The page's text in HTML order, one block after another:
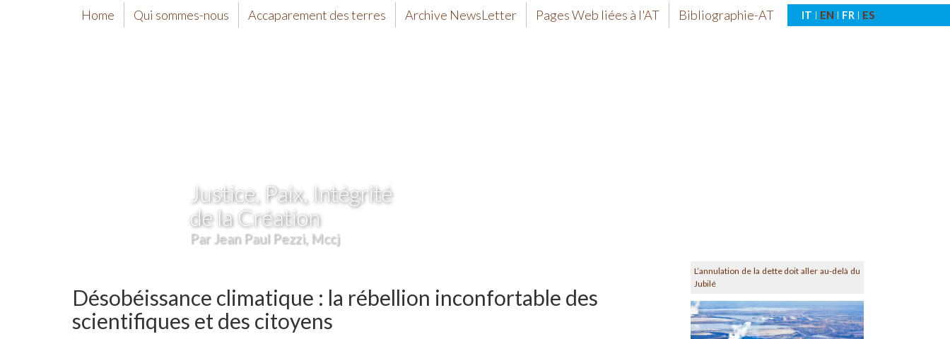
Home Qui sommes-nous Accaparement des terres Archive NewsLetter Pages Web liées à l'AT Bibliographie-AT IT EN FR ES
Justice, Paix, Intégrité
de la Création
Par Jean Paul Pezzi, Mccj
Désobéissance climatique : la rébellion inconfortable des
scientifiques et des citoyens
L’annulation de la dette doit aller au-delà du
Jubilé